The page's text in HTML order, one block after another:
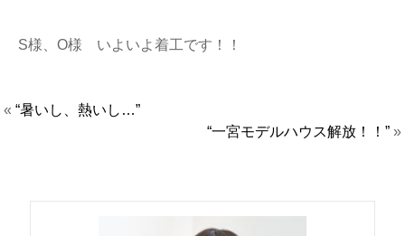
S様、O様 いよいよ着工です！！
«“暑いし、熱いし…”
“一宮モデルハウス解放！！”»